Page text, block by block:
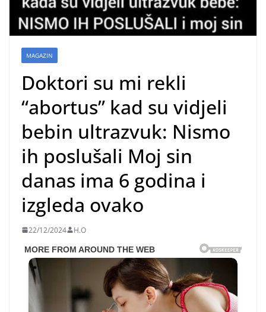
MAGAZIN
Doktori su mi rekli
“abortus” kad su vidjeli
bebin ultrazvuk: Nismo
ih poslušali Moj sin
danas ima 6 godina i
izgleda ovako
22/12/2024 H.O